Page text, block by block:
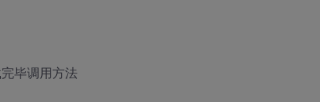
毕调用方法